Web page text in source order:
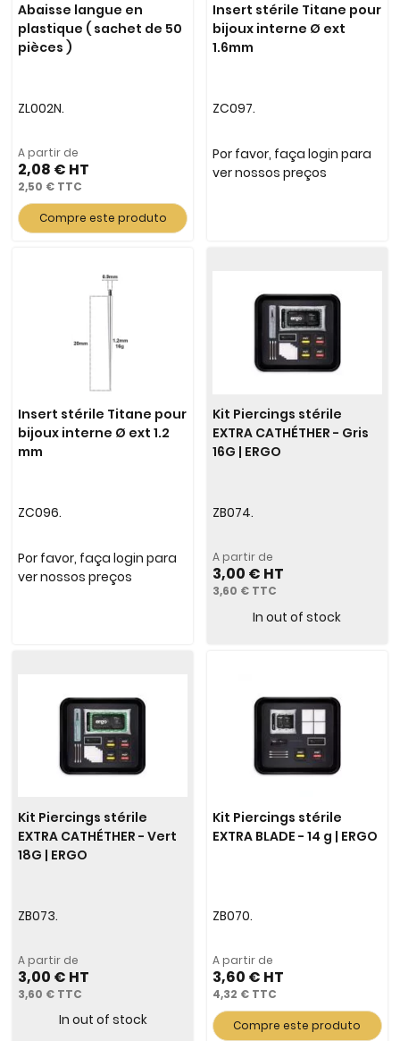
Abaisse langue en
plastique ( sachet de 50
pièces )
ZL002N.
A partir de
2,08 €
2,50 €
Compre este produto
Insert stérile Titane pour
bijoux interne Ø ext
1.6mm
ZC097.
Por favor, faça login para
ver nossos preços
Insert stérile Titane pour
bijoux interne Ø ext 1.2
mm
ZC096.
Por favor, faça login para
ver nossos preços
Kit Piercings stérile
EXTRA CATHÉTHER - Gris
16G | ERGO
ZB074.
A partir de
3,00 €
3,60 €
In out of stock
Kit Piercings stérile
EXTRA CATHÉTHER - Vert
18G | ERGO
ZB073.
A partir de
3,00 €
3,60 €
In out of stock
Kit Piercings stérile
EXTRA BLADE - 14 g | ERGO
ZB070.
A partir de
3,60 €
4,32 €
Compre este produto